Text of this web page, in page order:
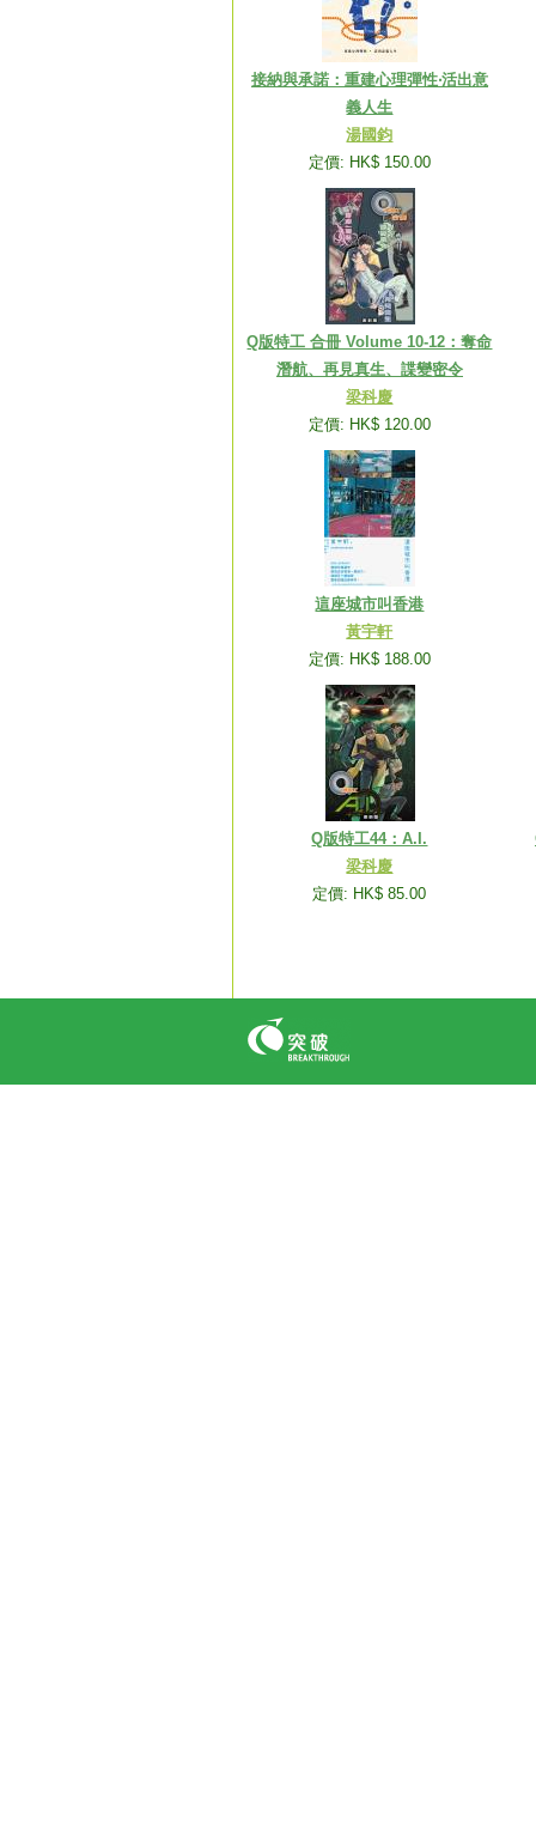
接納與承諾：重建心理彈性‧活出意
義人生
湯國鈞
定價: HK$ 150.00
Q版特工 合冊 Volume 10-12：奪命
潛航、再見真生、諜變密令
梁科慶
定價: HK$ 120.00
這座城市叫香港
黃宇軒
定價: HK$ 188.00
Q版特工44：A.I.
梁科慶
定價: HK$ 85.00